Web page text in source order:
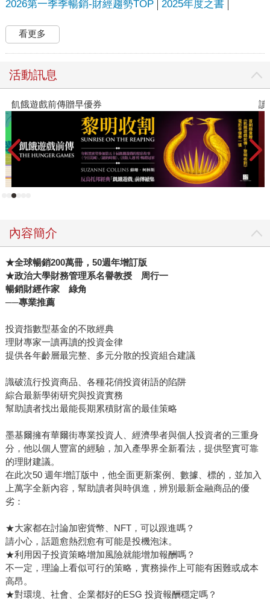
2026第一季季暢銷-財經趨勢TOP 2025年度之書
看更多
活動訊息
讀懂全球首富極限思維
高
內容簡介
★全球暢銷200萬冊，50週年增訂版
★政治大學財務管理系名譽教授 周行一
暢銷財經作家 綠角
──專業推薦
投資指數型基金的不敗經典
理財專家一讀再讀的投資金律
提供各年齡層最完整、多元分散的投資組合建議
識破流行投資商品、各種花俏投資術語的陷阱
綜合最新學術研究與投資實務
幫助讀者找出最能長期累積財富的最佳策略
墨基爾擁有華爾街專業投資人、經濟學者與個人投資者的三重身
分，他以個人豐富的經驗，加入產學界全新看法，提供堅實可靠
的理財建議。
在此次50 週年增訂版中，他全面更新案例、數據、標的，並加入
上萬字全新內容，幫助讀者與時俱進，辨別最新金融商品的優
劣：
★大家都在討論加密貨幣、NFT，可以跟進嗎？
請小心，話題愈熱烈愈有可能是投機泡沫。
★利用因子投資策略增加風險就能增加報酬嗎？
不一定，理論上看似可行的策略，實務操作上可能有困難或成本
高昂。
★對環境、社會、企業都好的ESG 投資報酬穩定嗎？